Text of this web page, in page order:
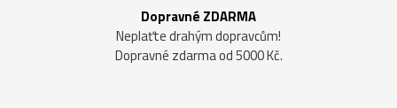
Dopravné ZDARMA
Neplaťte drahým dopravcům!
Dopravné zdarma od 5000 Kč.